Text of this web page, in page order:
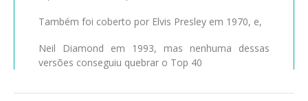
Também foi coberto por Elvis Presley em 1970, e,
Neil Diamond em 1993, mas nenhuma dessas
versões conseguiu quebrar o Top 40